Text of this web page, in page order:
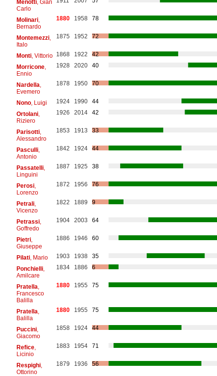
Menotti, Gian
Carlo
Molinari,
Bernardo
1880 1958 78
Montemezzi,
Italo
1875 1952 72
Monti, Vittorio 1868 1922
42
Morricone,
Ennio
1928 2020 40
Nardella
Evemero
1878 1950 70
Nono, Luigi 1924 1990
44
Ortolani,
Riziero
1926 2014 42
Parisotti,
Alessandro
1853 1913 33
Pasculli,
Antonio
1842 1924 44
Passatelli,
Linguini
1887 1925 38
Perosi,
Lorenzo
1872 1956 76
Petrali,
Vicenzo
1822 1889 9
Petrassi,
Goffredo
1904 2003 64
Pietri,
Giuseppe
1886 1946 60
Pilati, Mario 1903 1938
35
Ponchielli,
Amilcare
1834 1886 6
Pratella
Francesco
Balilla
1880 1955 75
Pratella
Balilla
1880 1955 75
Puccini,
Giacomo
1858 1924 44
Refice,
Licinio
1883 1954 71
Respighi,
Ottorino
1879 1936 56